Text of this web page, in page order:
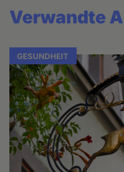
Verwandte
GESUNDHEIT